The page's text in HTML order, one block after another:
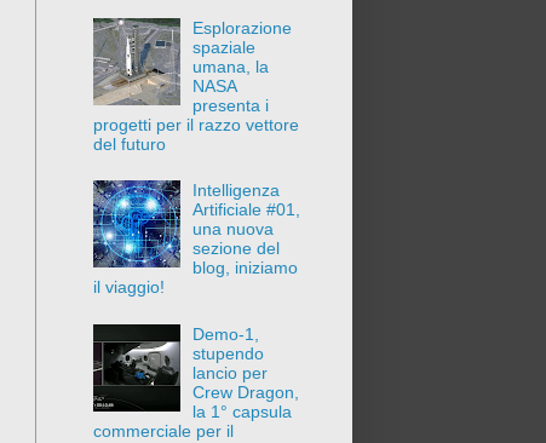
Esplorazione
spaziale
umana, la
NASA
presenta i
progetti per il razzo vettore
del futuro
Intelligenza
Artificiale #01,
una nuova
sezione del
blog, iniziamo
il viaggio!
Demo-1,
stupendo
lancio per
Crew Dragon,
la 1° capsula
commerciale per il